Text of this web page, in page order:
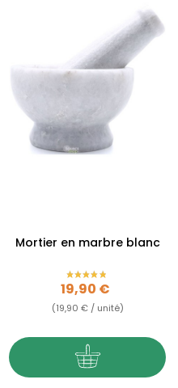
Mortier en marbre blanc
Prix
19,90 €
(19,90 € / unité)